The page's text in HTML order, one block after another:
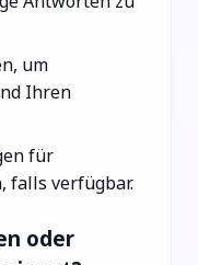
um
Ihren
für
falls verfügbar.
oder